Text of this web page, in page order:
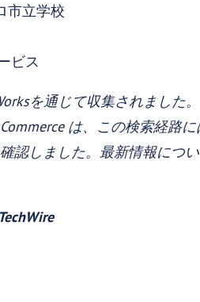
市立学校
ビス
を通じて収集されました。
は、この検索経路
認しました。最新情報につ